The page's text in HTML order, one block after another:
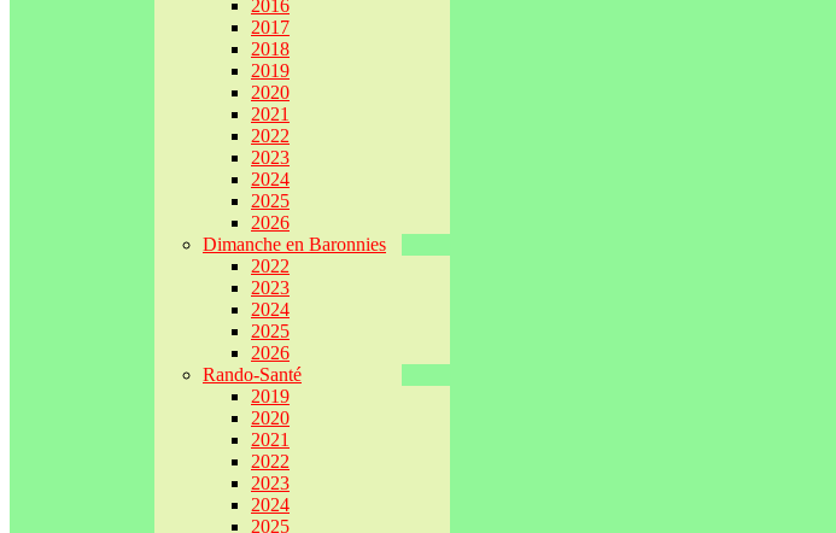
2016
2017
2018
2019
2020
2021
2022
2023
2024
2025
2026
Dimanche en Baronnies
2022
2023
2024
2025
2026
Rando-Santé
2019
2020
2021
2022
2023
2024
2025